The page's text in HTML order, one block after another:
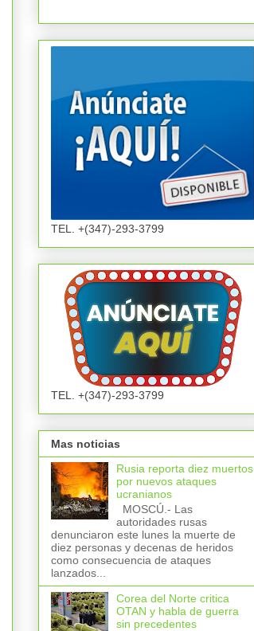
TEL. +(347)-293-3799
TEL. +(347)-293-3799
Mas noticias
Rusia reporta diez muertos
por nuevos ataques
ucranianos
MOSCÚ.- Las
autoridades rusas
denunciaron este lunes la muerte de
diez personas y decenas de heridos
como consecuencia de ataques
lanzados...
Corea del Norte critica
OTAN y habla de guerra
sin precedentes